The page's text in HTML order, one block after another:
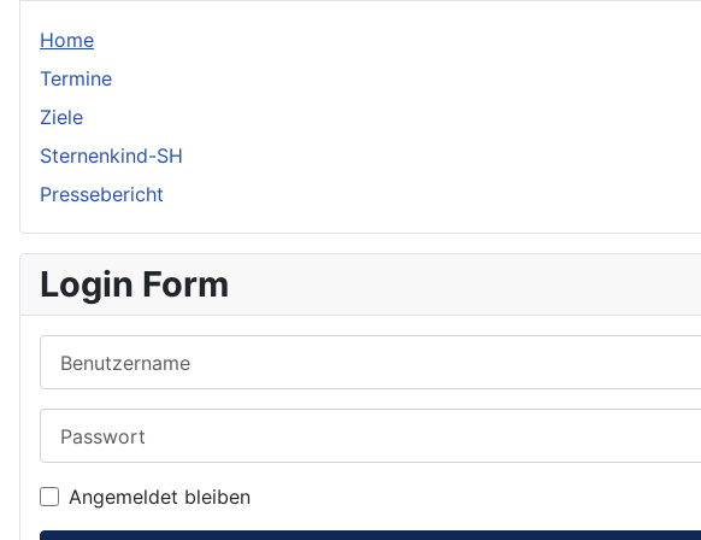
Home
Termine
Ziele
Sternenkind-SH
Pressebericht
Login Form
Angemeldet bleiben